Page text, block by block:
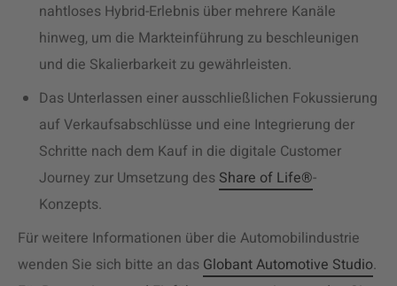
nahtloses Hybrid-Erlebnis über mehrere Kanäle
hinweg, um die Markteinführung zu beschleunigen
und die Skalierbarkeit zu gewährleisten.
Das Unterlassen einer ausschließlichen Fokussierung
auf Verkaufsabschlüsse und eine Integrierung der
Schritte nach dem Kauf in die digitale Customer
Journey zur Umsetzung des Share of Life®-
Konzepts.
Für weitere Informationen über die Automobilindustrie
wenden Sie sich bitte an das Globant Automotive Studio.